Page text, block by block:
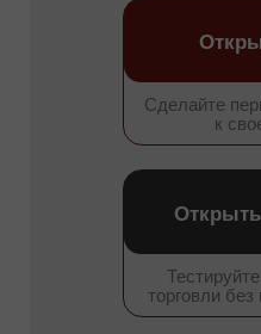
Сделайте
к
торговли